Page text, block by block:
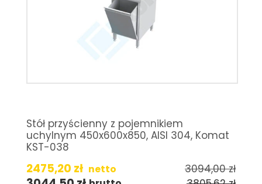
Stół przyścienny z pojemnikiem
uchylnym 450x600x850, AISI 304, Komat
KST-038
2475,20 zł netto 3094,00zł